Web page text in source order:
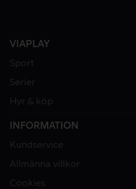
VIAPLAY
Sport
Serier
Hyr & köp
INFORMATION
Kundservice
Allmänna villkor
Cookies